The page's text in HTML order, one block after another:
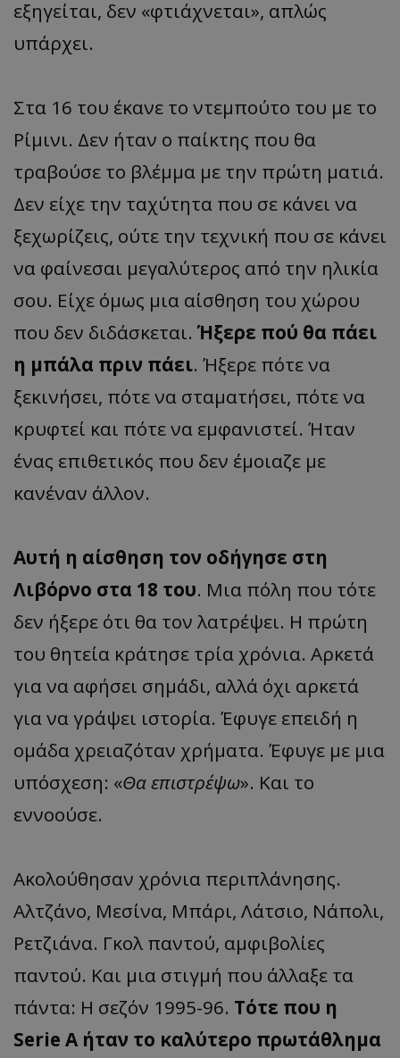
εξηγείται, δεν «φτιάχνεται», απλώς
υπάρχει.
Στα 16 του έκανε το ντεμπούτο του με το
Ρίμινι. Δεν ήταν ο παίκτης που θα
τραβούσε το βλέμμα με την πρώτη ματιά.
Δεν είχε την ταχύτητα που σε κάνει να
ξεχωρίζεις, ούτε την τεχνική που σε κάνει
να φαίνεσαι μεγαλύτερος από την ηλικία
σου. Είχε όμως μια αίσθηση του χώρου
που δεν διδάσκεται.Ήξερε πού θα πάει
η μπάλα πριν πάει. Ήξερε πότε να
ξεκινήσει, πότε να σταματήσει, πότε να
κρυφτεί και πότε να εμφανιστεί. Ήταν
ένας επιθετικός που δεν έμοιαζε με
κανέναν άλλον.
Αυτή η αίσθηση τον οδήγησε στη
Λιβόρνο στα 18 του. Μια πόλη που τότε
δεν ήξερε ότι θα τον λατρέψει. Η πρώτη
του θητεία κράτησε τρία χρόνια. Αρκετά
για να αφήσει σημάδι, αλλά όχι αρκετά
για να γράψει ιστορία. Έφυγε επειδή η
ομάδα χρειαζόταν χρήματα. Έφυγε με μια
υπόσχεση: «Θα επιστρέψω». Και το
εννοούσε.
Ακολούθησαν χρόνια περιπλάνησης.
Αλτζάνο, Μεσίνα, Μπάρι, Λάτσιο, Νάπολι,
Ρετζιάνα. Γκολ παντού, αμφιβολίες
παντού. Και μια στιγμή που άλλαξε τα
πάντα: Η σεζόν 1995-96. Τότε που η
Serie A ήταν το καλύτερο πρωτάθλημα